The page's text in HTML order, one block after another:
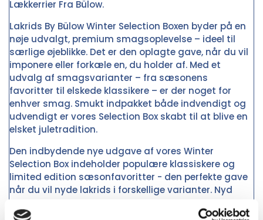
Lækkerrier Fra Bülow.
Lakrids By Bülow Winter Selection Boxen byder på en
nøje udvalgt, premium smagsoplevelse – ideel til
særlige øjeblikke. Det er den oplagte gave, når du vil
imponere eller forkæle en, du holder af. Med et
udvalg af smagsvarianter – fra sæsonens
favoritter til elskede klassikere – er der noget for
enhver smag. Smukt indpakket både indvendigt og
udvendigt er vores Selection Box skabt til at blive en
elsket juletradition.
Den indbydende nye udgave af vores Winter
Selection Box indeholder populære klassiskere og
limited edition sæsonfavoritter - den perfekte gave
når du vil nyde lakrids i forskellige varianter. Nyd
A - THE ORIGINAL,